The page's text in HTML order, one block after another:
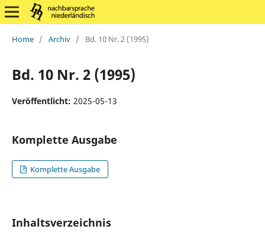
Home / Archiv / Bd. 10 Nr. 2 (1995)
Bd. 10 Nr. 2 (1995)
Veröffentlicht: 2025-05-13
Komplette Ausgabe
Komplette Ausgabe
Inhaltsverzeichnis